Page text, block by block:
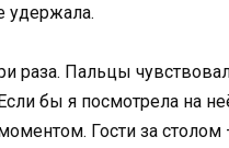
удержала.
раза. Пальцы
бы я посмотрела на
Гости за